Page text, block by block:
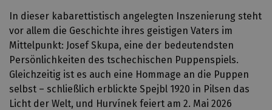
In dieser kabarettistisch angelegten Inszenierung steht
vor allem die Geschichte ihres geistigen Vaters im
Mittelpunkt: Josef Skupa, eine der bedeutendsten
Persönlichkeiten des tschechischen Puppenspiels.
Gleichzeitig ist es auch eine Hommage an die Puppen
selbst – schließlich erblickte Spejbl 1920 in Pilsen das
Licht der Welt, und Hurvínek feiert am 2. Mai 2026